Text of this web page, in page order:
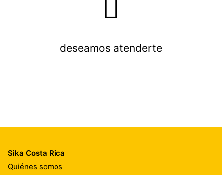
deseamos atenderte
Sika Costa Rica
Quiénes somos